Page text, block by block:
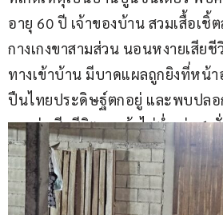
อายุ 60 ปี เจ้าของบ้าน สวมเสื้อเชิ้
กางเกงขาสามส่วน นอนหงายเสีย
ทางเข้าบ้าน มีบาดแผลถูกยิงที่หน้
ปืนไทยประดิษฐ์ตกอยู่ และพบปลอ
คาดว่าเสียชีวิตมาแล้วไม่ต่ำกว่า 6 ชั่